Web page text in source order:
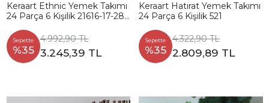
Keraart Ethnic Yemek Takımı
24 Parça 6 Kişilik 21616-17-28-
Sepette
%35
4.992,90 TL
3.245,39 TL
Keraart Hatırat Yemek Takımı
24 Parça 6 Kişilik 521
Sepette
%35
4.322,90 TL
2.809,89 TL